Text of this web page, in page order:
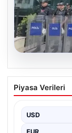
Avcılar
şüpheli
Piyasa Verileri
USD
EUR